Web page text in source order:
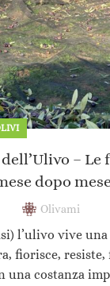
– Le
dopo mese
Olivami
l’ulivo vive
fiorisce,
una costanza